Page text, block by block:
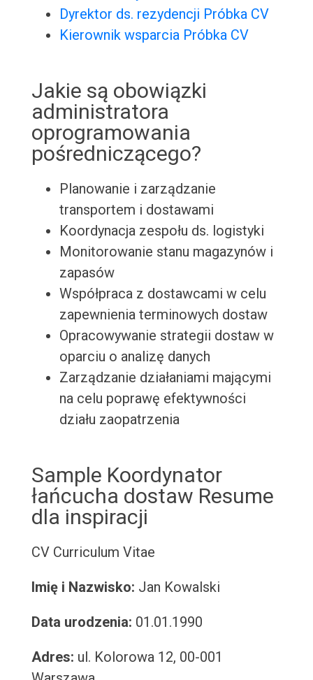
Dyrektor ds. rezydencji Próbka CV
Kierownik wsparcia Próbka CV
Jakie są obowiązki
administratora
oprogramowania
pośredniczącego?
Planowanie i zarządzanie
transportem i dostawami
Koordynacja zespołu ds. logistyki
Monitorowanie stanu magazynów i
zapasów
Współpraca z dostawcami w celu
zapewnienia terminowych dostaw
Opracowywanie strategii dostaw w
oparciu o analizę danych
Zarządzanie działaniami mającymi
na celu poprawę efektywności
działu zaopatrzenia
Sample Koordynator
łańcucha dostaw Resume
dla inspiracji
CV Curriculum Vitae
Imię i Nazwisko: Jan Kowalski
Data urodzenia: 01.01.1990
Adres: ul. Kolorowa 12, 00-001